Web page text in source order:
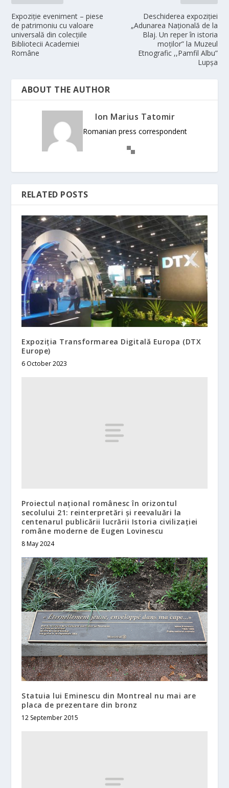
Expoziție eveniment – piese
de patrimoniu cu valoare
universală din colecțiile
Bibliotecii Academiei
Române
Deschiderea expoziției
„Adunarea Națională de la
Blaj. Un reper în istoria
moților” la Muzeul
Etnografic ,,Pamfil Albu”
Lupșa
ABOUT THE AUTHOR
Ion Marius Tatomir
Romanian press correspondent
RELATED POSTS
Expoziția Transformarea Digitală Europa (DTX
Europe)
6 October 2023
Proiectul național românesc în orizontul
secolului 21: reinterpretări și reevaluări la
centenarul publicării lucrării Istoria civilizației
române moderne de Eugen Lovinescu
8 May 2024
Statuia lui Eminescu din Montreal nu mai are
placa de prezentare din bronz
12 September 2015